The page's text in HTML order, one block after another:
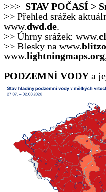
>>> STAV POČASÍ >
>> Přehled srážek
www.dwd.de.
>> Úhrny srážek: www.
>> Blesky na www.
www.lightningmaps.org
PODZEMNÍ VODY a